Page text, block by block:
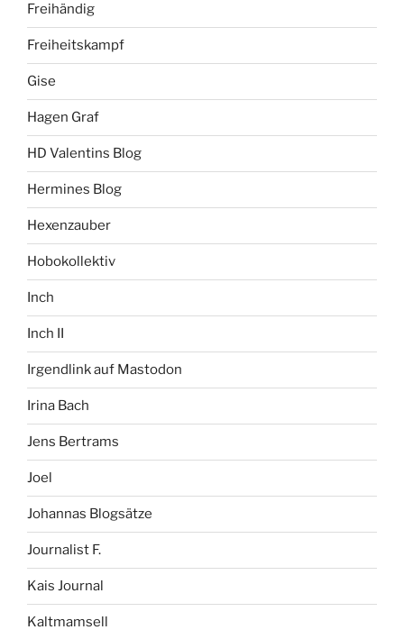
Freihändig
Freiheitskampf
Gise
Hagen Graf
HD Valentins Blog
Hermines Blog
Hexenzauber
Hobokollektiv
Inch
Inch II
Irgendlink auf Mastodon
Irina Bach
Jens Bertrams
Joel
Johannas Blogsätze
Journalist F.
Kais Journal
Kaltmamsell